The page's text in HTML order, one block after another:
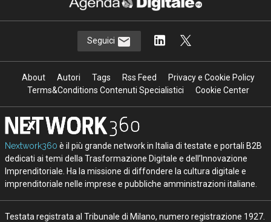
Seguici
About Autori Tags Rss Feed
Privacy e Cookie Policy
Terms&Conditions Contenuti Specialistici
Cookie Center
Nextwork360 è il più grande network in Italia di testate e portali B2B
dedicati ai temi della Trasformazione Digitale e dell’Innovazione
Imprenditoriale. Ha la missione di diffondere la cultura digitale e
imprenditoriale nelle imprese e pubbliche amministrazioni italiane.
Testata registrata al Tribunale di Milano, numero registrazione 1927.